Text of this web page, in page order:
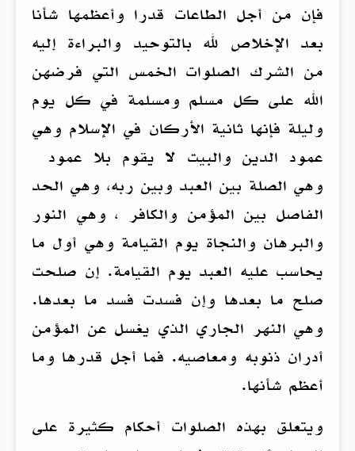
فإن من أجل الطاعات قدرا وأعظمها شأنا
بعد الإخلاص لله بالتوحيد والبراءة إليه
من الشرك الصلوات الخمس التي فرضهن
الله على كل مسلم ومسلمة في كل يوم
وليلة فإنها ثانية الأركان في الإسلام وهي
عمود الدين والبيت لا يقوم بلا عمود
وهي الصلة بين العبد وبين ربه، وهي الحد
الفاصل بين المؤمن والكافر ، وهي النور
والبرهان والنجاة يوم القيامة وهي أول ما
يحاسب عليه العبد يوم القيامة. إن صلحت
صلح ما بعدها وإن فسدت فسد ما بعدها.
وهي النهر الجاري الذي يغسل عن المؤمن
أدران ذنوبه ومعاصيه. فما أجل قدرها وما
أعظم شأنها.
ويتعلق بهذه الصلوات أحكام كثيرة على